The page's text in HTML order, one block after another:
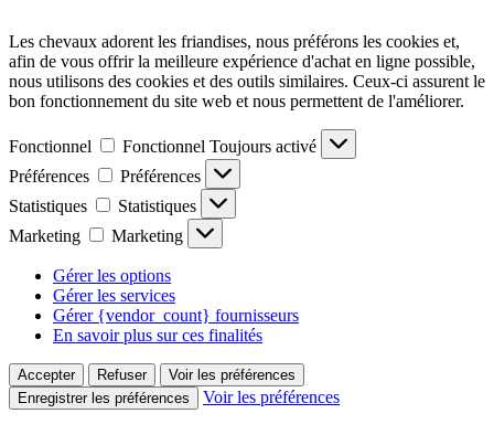
Les chevaux adorent les friandises, nous préférons les cookies et,
afin de vous offrir la meilleure expérience d'achat en ligne possible,
nous utilisons des cookies et des outils similaires. Ceux-ci assurent le
bon fonctionnement du site web et nous permettent de l'améliorer.
Fonctionnel Fonctionnel Toujours activé
Préférences
Préférences
Statistiques
Statistiques
Marketing
Marketing
Gérer les options
Gérer les services
Gérer {vendor_count} fournisseurs
En savoir plus sur ces finalités
Accepter Refuser
Voir les préférences
Enregistrer les préférences
Voir les préférences